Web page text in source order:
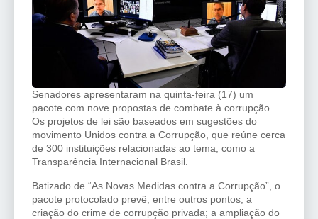
Senadores apresentaram na quinta-feira (17) um
pacote com nove propostas de combate à corrupção.
Os projetos de lei são baseados em sugestões do
movimento Unidos contra a Corrupção, que reúne cerca
de 300 instituições relacionadas ao tema, como a
Transparência Internacional Brasil.
Batizado de “As Novas Medidas contra a Corrupção”, o
pacote protocolado prevê, entre outros pontos, a
criação do crime de corrupção privada; a ampliação do